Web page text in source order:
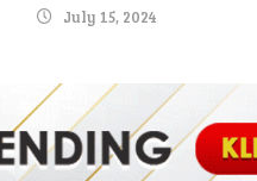
July 15, 2024